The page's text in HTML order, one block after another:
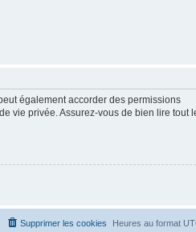
également accorder des permissions
vie privée. Assurez-vous de bien lire tout
Heures au format
Supprimer les cookies